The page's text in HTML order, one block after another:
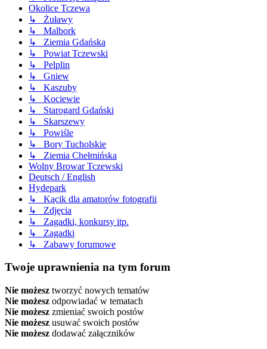
Okolice Tczewa
↳ Żuławy
↳ Malbork
↳ Ziemia Gdańska
↳ Powiat Tczewski
↳ Pelplin
↳ Gniew
↳ Kaszuby
↳ Kociewie
↳ Starogard Gdański
↳ Skarszewy
↳ Powiśle
↳ Bory Tucholskie
↳ Ziemia Chełmińska
Wolny Browar Tczewski
Deutsch / English
Hydepark
↳ Kącik dla amatorów fotografii
↳ Zdjęcia
↳ Zagadki, konkursy itp.
↳ Zagadki
↳ Zabawy forumowe
Twoje uprawnienia na tym forum
Nie możesz tworzyć nowych tematów
Nie możesz odpowiadać w tematach
Nie możesz zmieniać swoich postów
Nie możesz usuwać swoich postów
Nie możesz dodawać załączników